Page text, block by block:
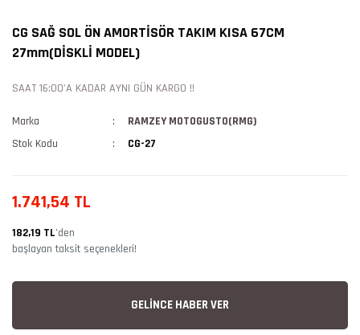
CG SAĞ SOL ÖN AMORTİSÖR TAKIM KISA 67CM
27mm(DİSKLİ MODEL)
SAAT 16:00'A KADAR AYNI GÜN KARGO !!
Marka
RAMZEY MOTOGUSTO(RMG)
Stok Kodu
CG-27
1.741,54 TL
182,19 TL’den
başlayan taksit seçenekleri!
GELİNCE HABER VER